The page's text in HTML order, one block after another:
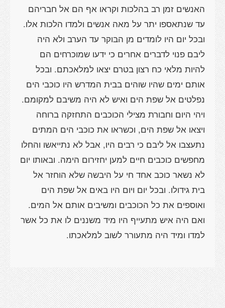
האנשים זמן רב בהלכות וקראו אף הם אל חבריהם
עד שנתאספו יתר על מאה אנשים ולמדו הלכות אלו.
ובכל יום היו לומדים מן הבוקר עד הערב ולא היה
ליבם פנוי לדברים אחרים כי ידעו שמוכרחים הם
להיות מלאי כח רצון בטרם יצאו למלאכתם. ובכל
אותם ימים שהיו שוהים בבית המדרש היו כוכבי הים
נפלטים אל שפת הים ואיש לא היה משיבם למקומם.
ויהי היום וחבורת מצילי הכוכבים התחזקה ברוחה
ויצאו אל שפת הים, וכשראו את כוכבי הים המתים
נתעצבו אל ליבם כי רבים היו, אבל לא נתייאשו והחלו
מחפשים כוכבים חיים למען יחזירום הימה. ובאותו יום
לא נשאר כוכב אחד חי על היבשה שלא הוחזר אל
בית גידולו. ובכל יום ויום היו באים אל שפת הים
ואוספים את כל הכוכבים ומשיבים אותם אל המים.
ואם היה איש מתעייף היו מיד משננים לו את כל אשר
למדו ומיד היה מתעורר לשוב למלאכתו.